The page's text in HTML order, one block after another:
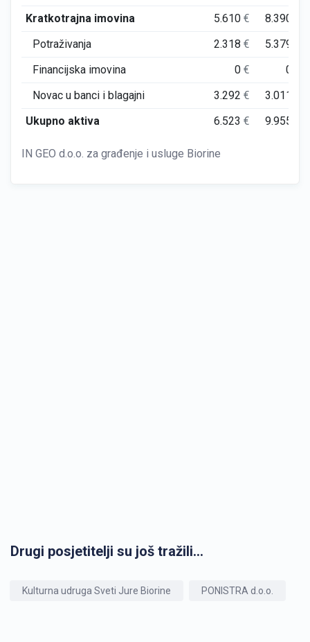
Kratkotrajna imovina
5.610€ 8.390
Potraživanja
2.318€ 5.379
Financijska imovina
0€ 0
Novac u banci i blagajni
3.292€ 3.011
Ukupno aktiva
6.523€ 9.955
IN GEO d.o.o. za građenje i usluge Biorine
Drugi posjetitelji su još tražili...
Kulturna udruga Sveti Jure Biorine PONISTRA d.o.o.